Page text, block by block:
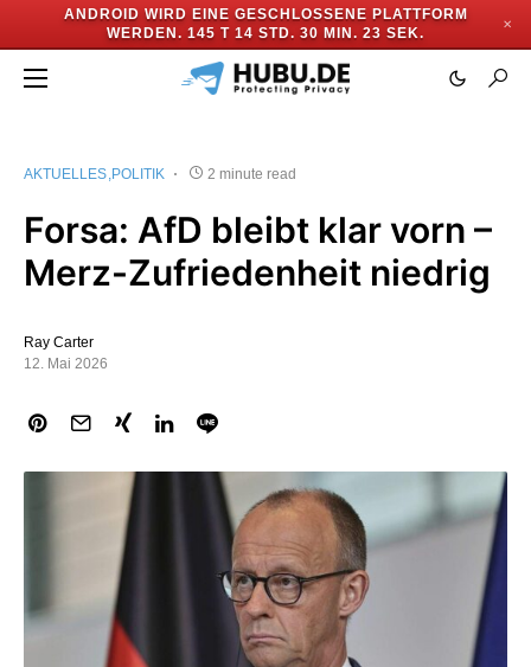
ANDROID WIRD EINE GESCHLOSSENE PLATTFORM
WERDEN. 145 T 14 STD. 30 MIN. 22 SEK.
✕
AKTUELLES POLITIK 2 minute read
Forsa: AfD bleibt klar vorn –
Merz-Zufriedenheit niedrig
Ray Carter
12. Mai 2026